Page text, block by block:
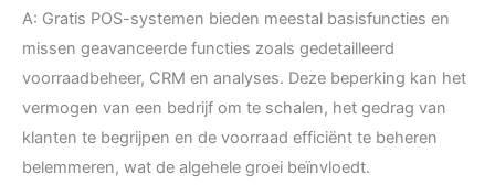
A: Gratis POS-systemen bieden meestal basisfuncties en
missen geavanceerde functies zoals gedetailleerd
voorraadbeheer, CRM en analyses. Deze beperking kan het
vermogen van een bedrijf om te schalen, het gedrag van
klanten te begrijpen en de voorraad efficiënt te beheren
belemmeren, wat de algehele groei beïnvloedt.